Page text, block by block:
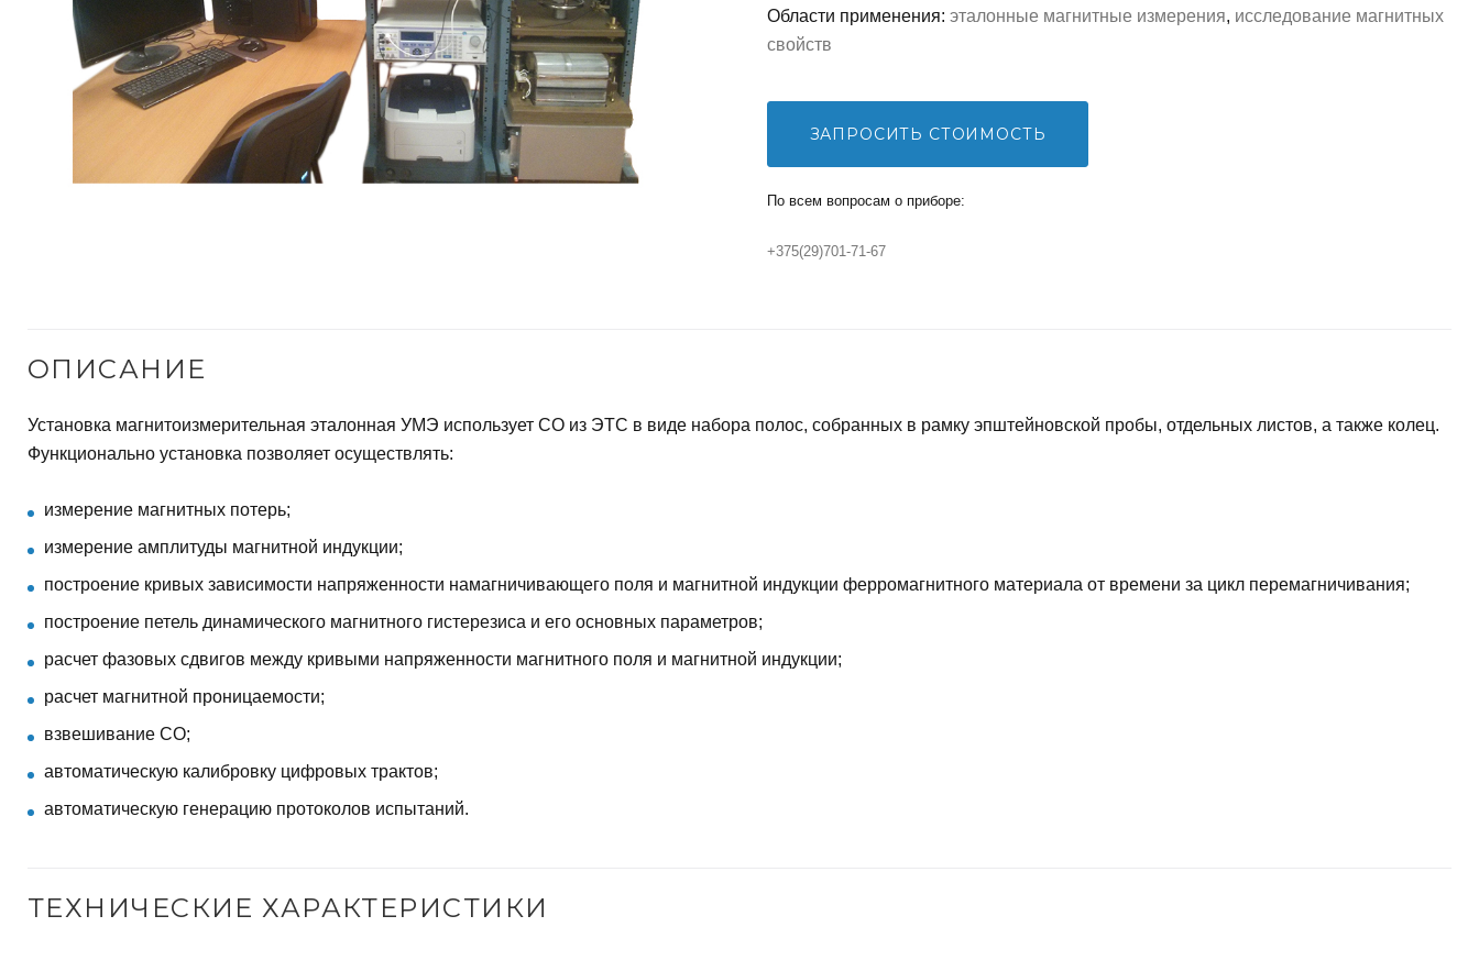
Области применения: эталонные магнитные измерения, исследование магнитных
свойств
ЗАПРОСИТЬ СТОИМОСТЬ
По всем вопросам о приборе:
+375(29)701-71-67
ОПИСАНИЕ
Установка магнитоизмерительная эталонная УМЭ использует СО из ЭТС в виде набора полос, собранных в рамку эпштейновской пробы, отдельных листов, а также колец.
Функционально установка позволяет осуществлять:
измерение магнитных потерь;
измерение амплитуды магнитной индукции;
построение кривых зависимости напряженности намагничивающего поля и магнитной индукции ферромагнитного материала от времени за цикл перемагничивания;
построение петель динамического магнитного гистерезиса и его основных параметров;
расчет фазовых сдвигов между кривыми напряженности магнитного поля и магнитной индукции;
расчет магнитной проницаемости;
взвешивание СО;
автоматическую калибровку цифровых трактов;
автоматическую генерацию протоколов испытаний.
ТЕХНИЧЕСКИЕ ХАРАКТЕРИСТИКИ